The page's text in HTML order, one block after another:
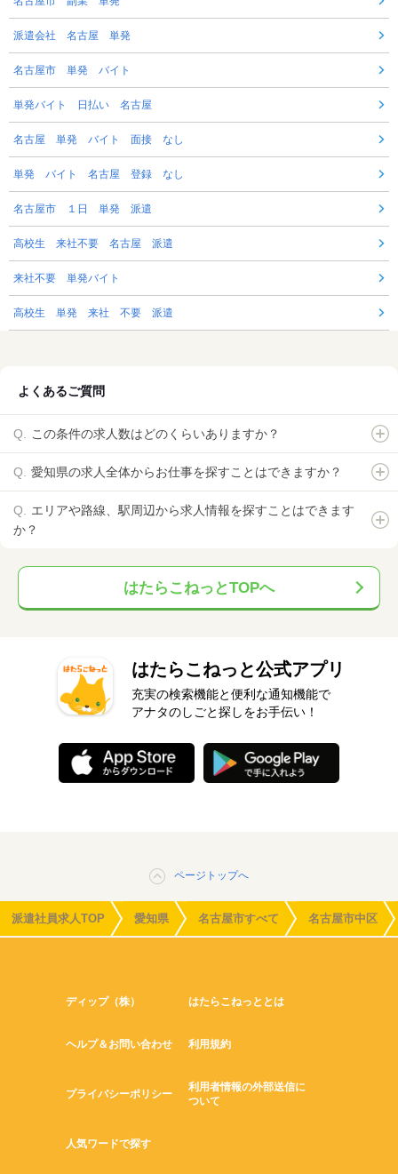
派遣会社 名古屋 単発
名古屋市 単発 バイト
単発バイト 日払い 名古屋
名古屋 単発 バイト 面接 なし
単発 バイト 名古屋 登録 なし
名古屋市 １日 単発 派遣
高校生 来社不要 名古屋 派遣
来社不要 単発バイト
高校生 単発 来社 不要 派遣
よくあるご質問
この条件の求人数はどのくらいありますか？
愛知県の求人全体からお仕事を探すことはできますか？
エリアや路線、駅周辺から求人情報を探すことはできます
か？
はたらこねっとTOPへ
はたらこねっと公式アプリ
充実の検索機能と便利な通知機能で
アナタのしごと探しをお手伝い！
ページトップへ
派遣社員求人TOP 愛知県 名古屋市すべて 名古屋市中区
ディップ（株） はたらこねっととは
ヘルプ＆お問い合わせ 利用規約
プライバシーポリシー
利用者情報の外部送信に
ついて
人気ワードで探す